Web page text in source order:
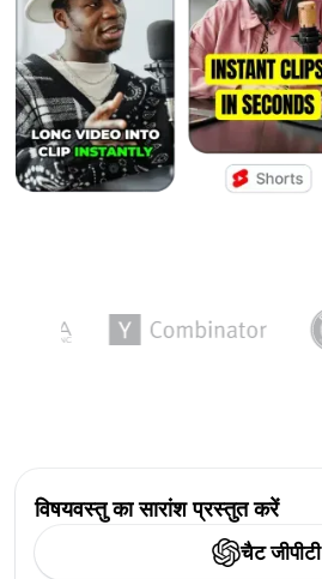
विषयवस्तु का सारांश प्रस्तुत करें
चैट जीपीटी